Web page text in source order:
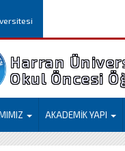
Harran
Okul Öncesi
AKADEMİK YAPI